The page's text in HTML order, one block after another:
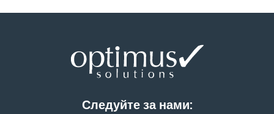
Следуйте за нами: